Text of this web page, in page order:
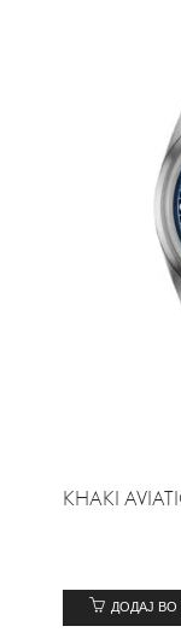
KHAKI
ДОДАЈ